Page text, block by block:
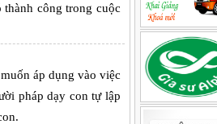
công trong cuộc
áp dụng vào việc
pháp dạy con tự lập